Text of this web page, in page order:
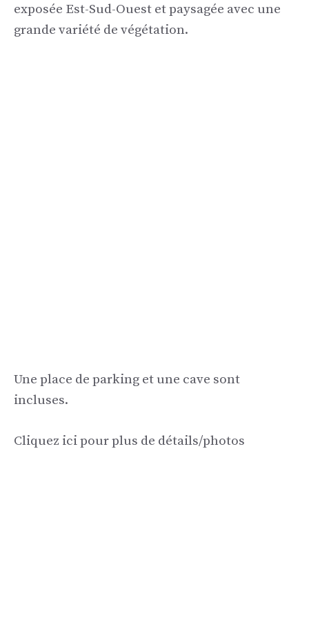
exposée Est-Sud-Ouest et paysagée avec une
grande variété de végétation.
Une place de parking et une cave sont
incluses.
Cliquez ici pour plus de détails/photos